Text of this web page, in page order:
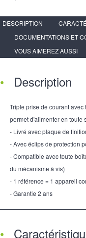
DESCRIPTION
DOCUMENTATIONS ET
VOUS AIMEREZ AUSSI
Description
Triple prise de courant
permet d'alimenter en toute
- Livré avec plaque de
- Avec éclips de protection
- Compatible avec toute
du mécanisme à vis)
- 1 référence = 1 appareil
- Garantie 2 ans